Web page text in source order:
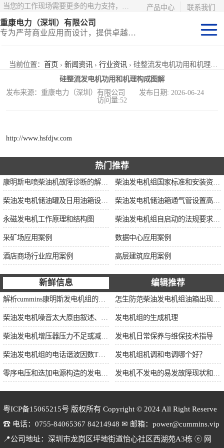
联系我们
产品中心
重康电力（深圳）有限公司
专为严苛商业应用而设计，提供卓越的价值和匹配的功能
当前位置： 首页 › 新闻资讯 › 行业资讯 › 硅整流发电机功用和机理构成图解
硅整流发电机功用和机理构成图解
发布来源：重康电力（深圳）有限公司 发布日期: 2026-06-24
访问量:52
http://www.hsfdjw.com
热门推荐
永磁发电机工作原理和结构图
采矿场应用案例 数据中心应用案例
酒店商场行业应用案例 高层建筑应用案例
新鲜信息 编辑推荐
发电机组的生成机理
发电机日常保养与维保技术指导
发电机组机调和电调哪个好？
粤ICP备15065215号 版权所有 Copyright © 2024 All Right Reserve
☎ 电话：0755-84065367 84214948 ✉ 邮箱：power@cummins.vip
📍公司地址：深圳市龙岗区坪地街道怡心社区西湖苑A3栋 ⓔ 网
静音型集装箱电
站
移动式挂车电站